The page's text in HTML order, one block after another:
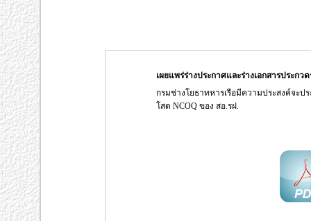
เผยแพร่ร่างประกาศและร่างเอกสารประก
กรมช่างโยธาทหารเรือมีความประสงค์จะ
โสด NCOQ ของ สอ.รฝ.